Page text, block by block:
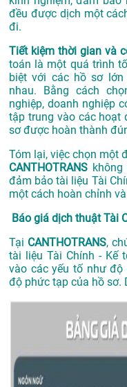
đều được dịch một
đi.
Tiết kiệm thời gian và
toán là một quá trình
biệt với các hồ sơ
nhau. Bằng cách
nghiệp, doanh nghiệp
tập trung vào các hoạt
sơ được hoàn thành
Tóm lại, việc chọn một
CANTHOTRANS
đảm bảo tài liệu Tài
một cách hoàn chỉnh
Báo giá dịch thuật Tài
Tại CANTHOTRANS,
tài liệu Tài Chính - Kế
vào các yếu tố như
độ phức tạp của hồ sơ.